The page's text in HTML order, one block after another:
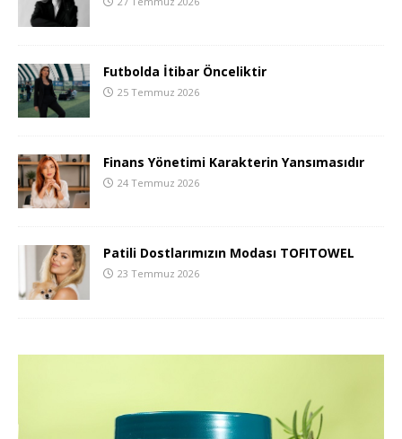
Futbolda İtibar Önceliktir
25 Temmuz 2026
Finans Yönetimi Karakterin Yansımasıdır
24 Temmuz 2026
Patili Dostlarımızın Modası TOFITOWEL
23 Temmuz 2026